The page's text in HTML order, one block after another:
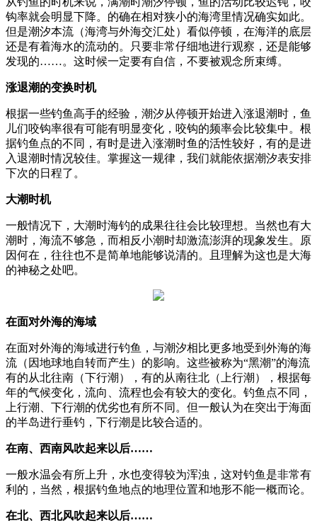
钩率就会明显下降。的确在相对狭小的海湾里情况确实如此。
但是潮汐本流（海湾与外海交汇处）看似停顿，在海洋的底层
还是有着海水的流动的。只要非常仔细地进行观察，还是能够
发现的……。这时候一定要有自信，不要被观念所束缚。
涨退潮的变换时机
根据一些钓鱼高手的经验，潮汐从停顿开始进入涨退潮时，鱼
儿们咬钩率很有可能有明显变化，咬钩的频率会比较集中。根
据钓鱼点的不同，有时是进入涨潮时鱼的活性较好，有的是进
入退潮时情况较佳。掌握这一规律，我们就能依据潮汐表安排
下次的日程了。
大潮时机
一般情况下，大潮时海钓的成果往往会比较理想。当然也有大
潮时，海流不够急，而相反小潮时却激流澎湃的现象发生。原
因何在，往往也不是简单地能够说清的。且理解为这也是大海
的神秘之处吧。
在面对外海的海域
在面对外海的海域进行钓鱼，与潮汐相比更多地受到外海的海
流（因地球地自转而产生）的影响。这些被称为“黑潮”的海流
有的从北往南（下行潮），有的从南往北（上行潮），根据每
年的气候变化，流向、流程也会有较大的变化。钓鱼点不同，
上行潮、下行潮的优劣也有所不同。但一般认为在突出于海面
的半岛进行垂钓，下行潮是比较合适的。
在南、西南风吹起来以后……
一般水温会有所上升，水也变得较为浑浊，这对钓鱼是非常有
利的，当然，根据钓鱼地点的地理位置和地形不能一概而论。
在北、西北风吹起来以后……